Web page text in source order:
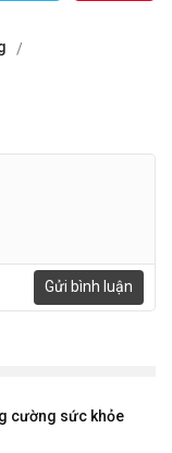
Gửi bình luận
cường sức khỏe